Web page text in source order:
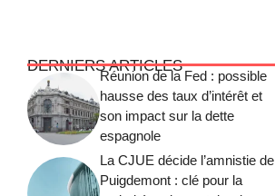
DERNIERS ARTICLES
Réunion de la Fed : possible
hausse des taux d’intérêt et
son impact sur la dette
espagnole
La CJUE décide l’amnistie de
Puigdemont : clé pour la